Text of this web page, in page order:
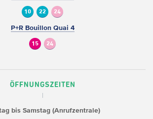
10 22 24
P+R Bouillon Quai 4
15 24
ÖFFNUNGSZEITEN
bis Samstag (Anrufzentrale)